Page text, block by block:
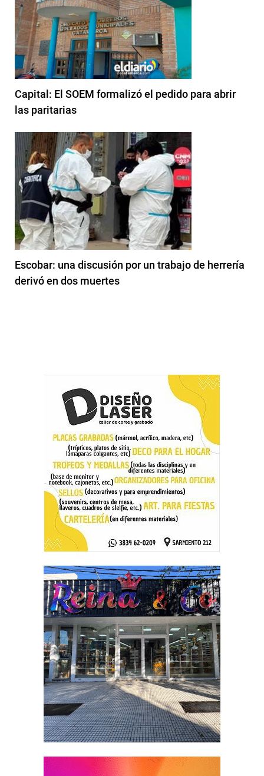
Capital: El SOEM formalizó el pedido para abrir
las paritarias
Escobar: una discusión por un trabajo de herrería
derivó en dos muertes